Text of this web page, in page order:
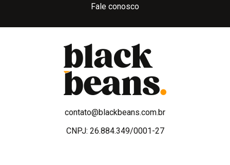
Fale conosco
contato@blackbeans.com.br
CNPJ: 26.884.349/0001-27